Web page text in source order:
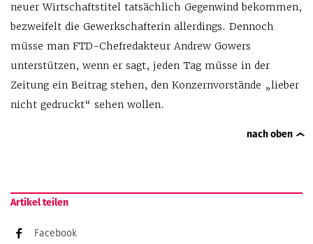
neuer Wirtschaftstitel tatsächlich Gegenwind bekommen,
bezweifelt die Gewerkschafterin allerdings. Dennoch
müsse man FTD-Chefredakteur Andrew Gowers
unterstützen, wenn er sagt, jeden Tag müsse in der
Zeitung ein Beitrag stehen, den Konzernvorstände „lieber
nicht gedruckt“ sehen wollen.
nach oben
Artikel teilen
Facebook